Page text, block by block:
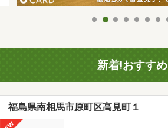
新着!おすすめ
福島県南相馬市原町区高見町１